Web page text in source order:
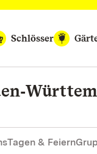
Schlösser
Tagen & Feiern